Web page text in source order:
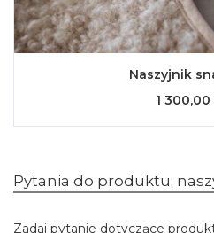
Naszyjnik
1 300,00
Pytania do produktu:
Zadaj pytanie dotyczące